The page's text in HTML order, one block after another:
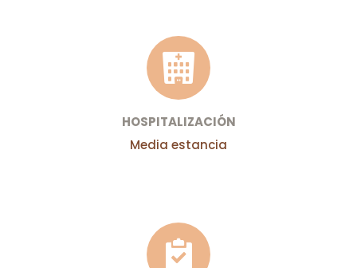
HOSPITALIZACIÓN
Media estancia